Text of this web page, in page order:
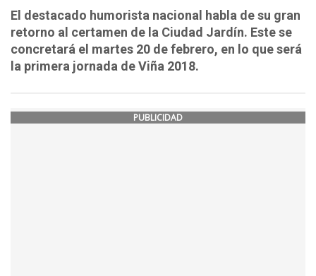
El destacado humorista nacional habla de su gran
retorno al certamen de la Ciudad Jardín. Este se
concretará el martes 20 de febrero, en lo que será
la primera jornada de Viña 2018.
PUBLICIDAD